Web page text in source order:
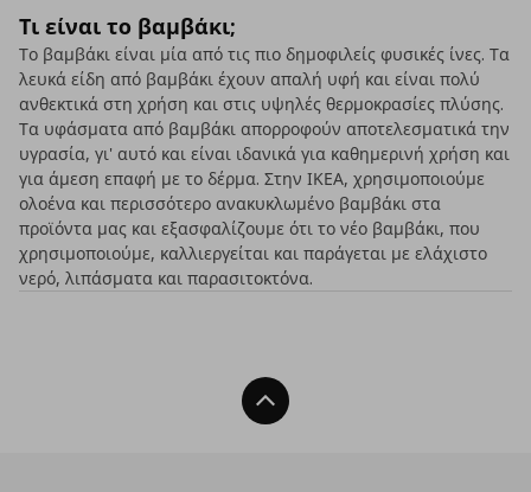
Τι είναι το βαμβάκι;
Το βαμβάκι είναι μία από τις πιο δημοφιλείς φυσικές ίνες. Τα
λευκά είδη από βαμβάκι έχουν απαλή υφή και είναι πολύ
ανθεκτικά στη χρήση και στις υψηλές θερμοκρασίες πλύσης.
Τα υφάσματα από βαμβάκι απορροφούν αποτελεσματικά την
υγρασία, γι' αυτό και είναι ιδανικά για καθημερινή χρήση και
για άμεση επαφή με το δέρμα. Στην ΙΚΕΑ, χρησιμοποιούμε
ολοένα και περισσότερο ανακυκλωμένο βαμβάκι στα
προϊόντα μας και εξασφαλίζουμε ότι το νέο βαμβάκι, που
χρησιμοποιούμε, καλλιεργείται και παράγεται με ελάχιστο
νερό, λιπάσματα και παρασιτοκτόνα.
Back To Top